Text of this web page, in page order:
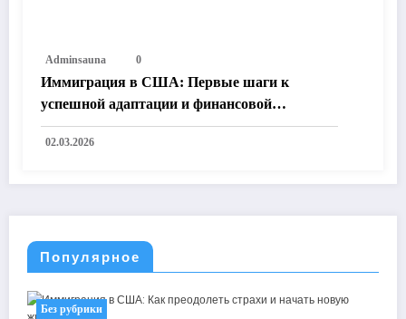
Adminsauna 0
Иммиграция в США: Первые шаги к
успешной адаптации и финансовой
независимости
02.03.2026
Популярное
Без рубрики